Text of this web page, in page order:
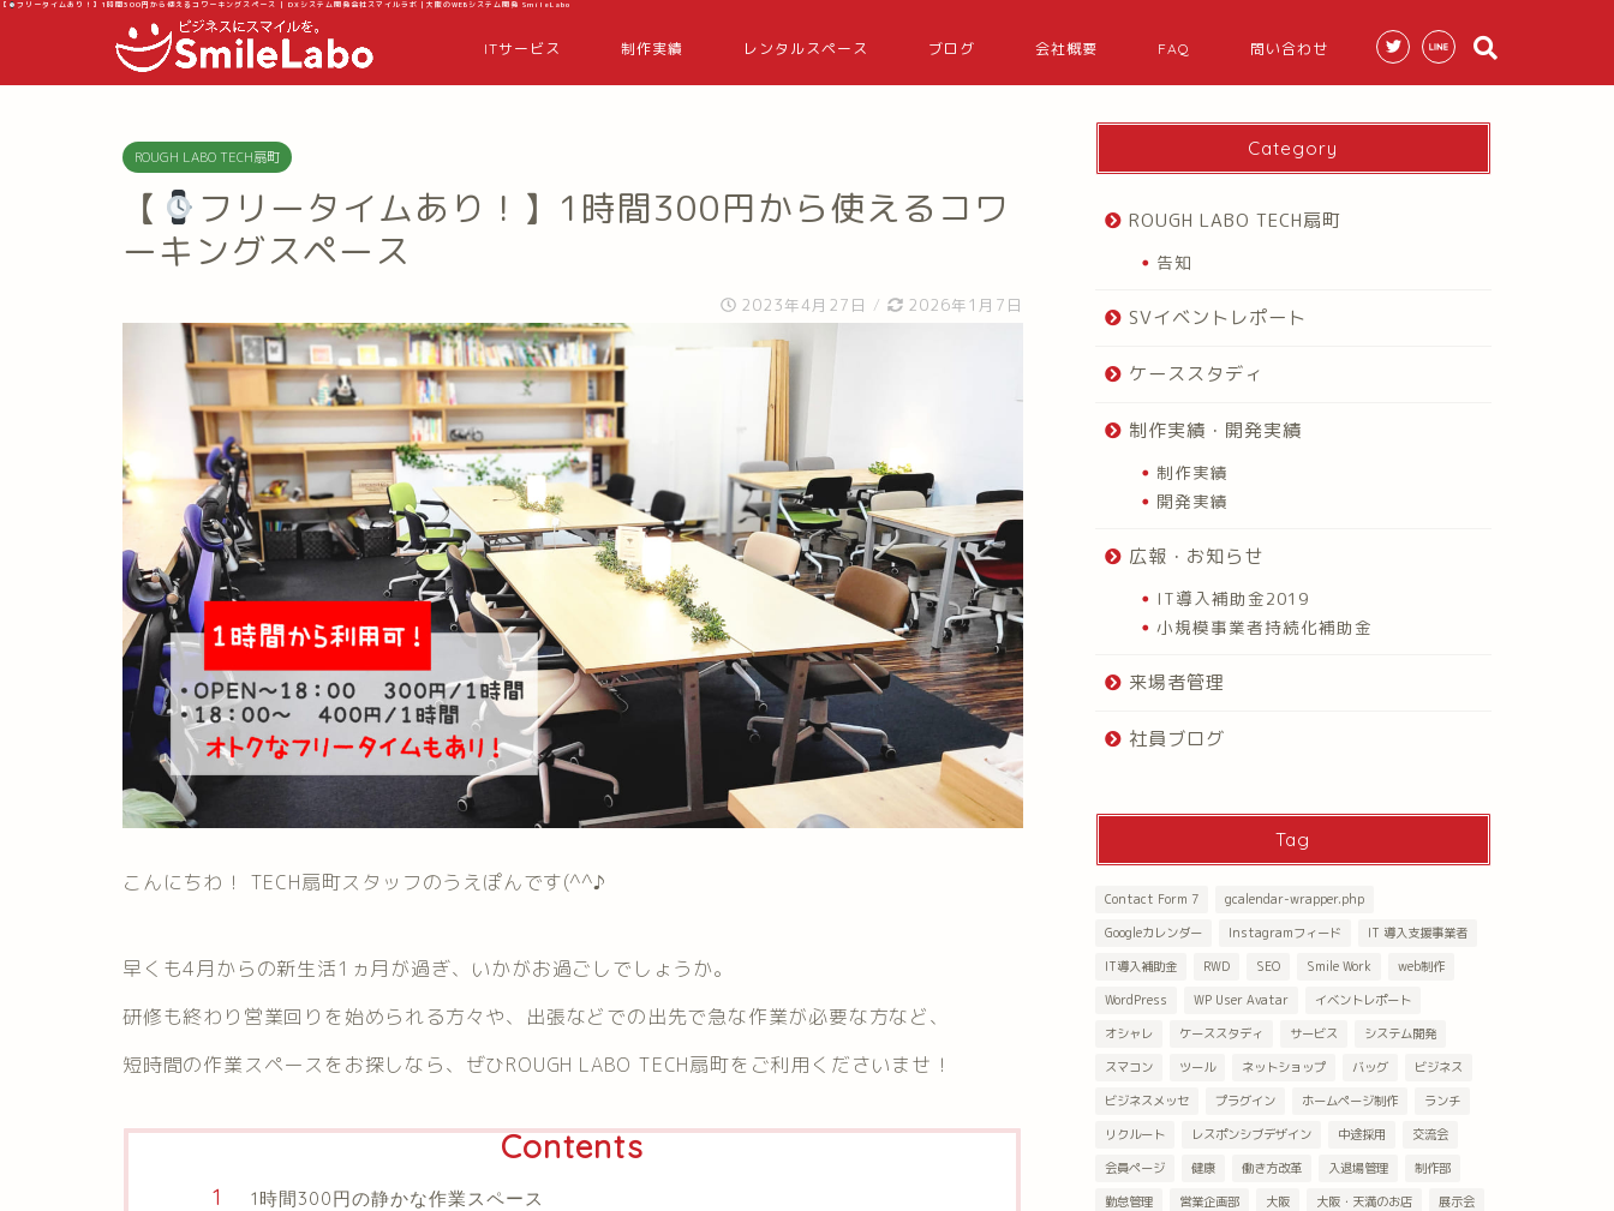
【 フリータイムあり！】1時間300円から使えるコワーキングスペース | DXシステム開発会社スマイルラボ｜大阪のWEBシステム開発 SmileLabo
ITサービス 制作実績 レンタルスペース ブログ 会社概要 FAQ 問い合わせ
ROUGH LABO TECH扇町
【
フリータイムあり！】1時間300円から使えるコワ
ーキングスペース
2023年4月27日 / 2026年1月7日
こんにちわ！ TECH扇町スタッフのうえぽんです(^^♪
早くも4月からの新生活1ヵ月が過ぎ、いかがお過ごしでしょうか。
研修も終わり営業回りを始められる方々や、出張などでの出先で急な作業が必要な方など、
短時間の作業スペースをお探しなら、ぜひROUGH LABO TECH扇町をご利用くださいませ！
Contents
1時間300円の静かな作業スペース
Category
ROUGH LABO TECH扇町
告知
SVイベントレポート
ケーススタディ
制作実績・開発実績
制作実績
開発実績
広報・お知らせ
IT導入補助金2019
小規模事業者持続化補助金
来場者管理
社員ブログ
Tag
Contact Form 7
gcalendar-wrapper.php
Googleカレンダー
Instagramフィード
IT 導入支援事業者
IT導入補助金
RWD SEO Smile Work
web制作
WordPress
WP User Avatar
イベントレポート
オシャレ
ケーススタディ サービス
システム開発
スマコン
ツール ネットショップ バッグ
ビジネス
ビジネスメッセ
プラグイン ホームページ制作
ランチ
リクルート
レスポンシブデザイン 中途採用
交流会
会員ページ
健康 働き方改革 入退場管理
制作部
勤怠管理
営業企画部 大阪 大阪・天満のお店
展示会